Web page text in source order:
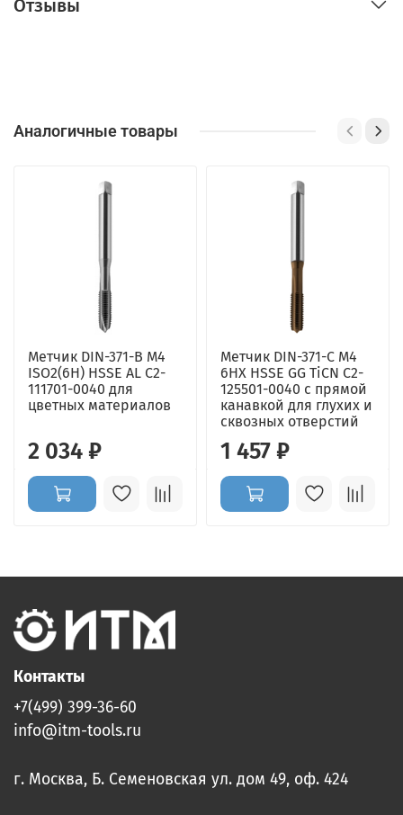
Отзывы
Аналогичные товары
Метчик DIN-371-B M4
ISO2(6H) HSSE AL C2-
111701-0040 для
цветных материалов
2 034 ₽
Метчик DIN-371-C M4
6HX HSSE GG TiCN C2-
125501-0040 с прямой
канавкой для глухих и
сквозных отверстий
1 457 ₽
Контакты
+7(499) 399-36-60
info@itm-tools.ru
г. Москва, Б. Семеновская ул. дом 49, оф. 424